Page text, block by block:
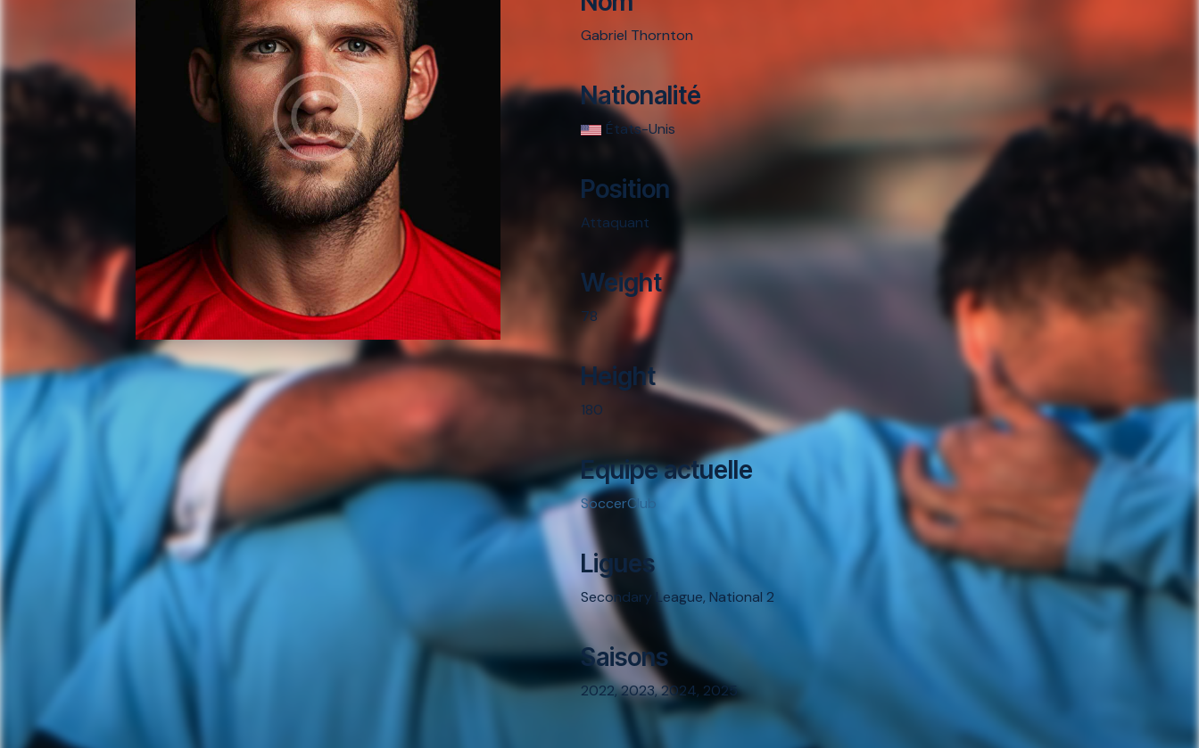
Gabriel Thornton
Nationalité
États-Unis
Position
Attaquant
Weight
78
Height
180
Equipe actuelle
SoccerClub
Ligues
Secondary League, National 2
Saisons
2022, 2023, 2024, 2025